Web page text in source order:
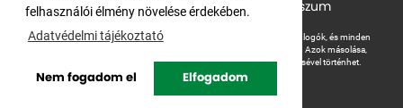
felhasználói élmény növelése érdekében.
Adatvédelmi tájékoztató
Nem fogadom el Elfogadom
Felhasználási feltételek,ÁSZF Impresszum
A Ganteline Kft jelen honlapja szerzői jog által védett. A leírások, fotók, logók, és minden
Azok másolása,
üzleti célú felhasználása kizárólag a jog tulajdonosának beleegyezésével történhet.
Copyright © Ganteline. All rights reserved.